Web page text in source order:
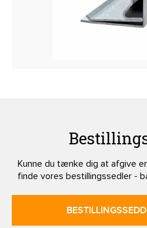
Kunne du tænke dig at afgive
finde vores bestillingssedler -